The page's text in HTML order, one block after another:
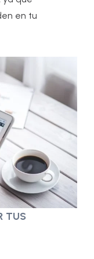
en tu
TUS